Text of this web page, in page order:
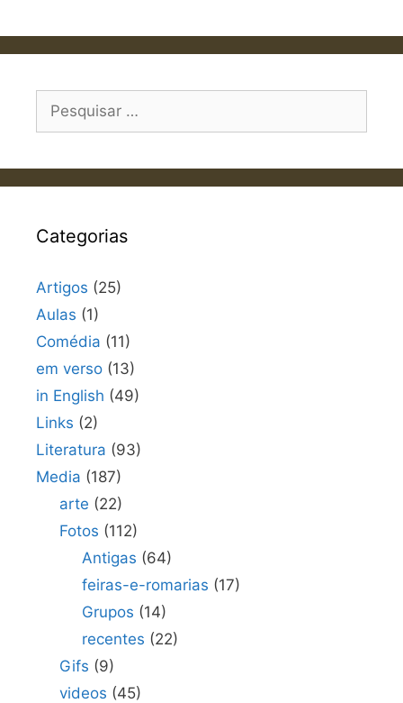
por:
Categorias
Artigos (25)
Aulas (1)
Comédia (11)
em verso (13)
in English (49)
Links (2)
Literatura (93)
Media (187)
arte (22)
Fotos (112)
Antigas (64)
feiras-e-romarias (17)
Grupos (14)
recentes (22)
Gifs (9)
videos (45)